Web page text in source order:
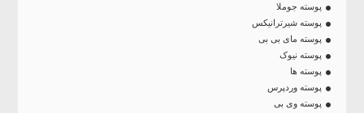
پوسته جوملا
پوسته شیرترانیکس
پوسته مای بی بی
پوسته نیوک
پوسته ها
پوسته وردپرس
پوسته وی بی